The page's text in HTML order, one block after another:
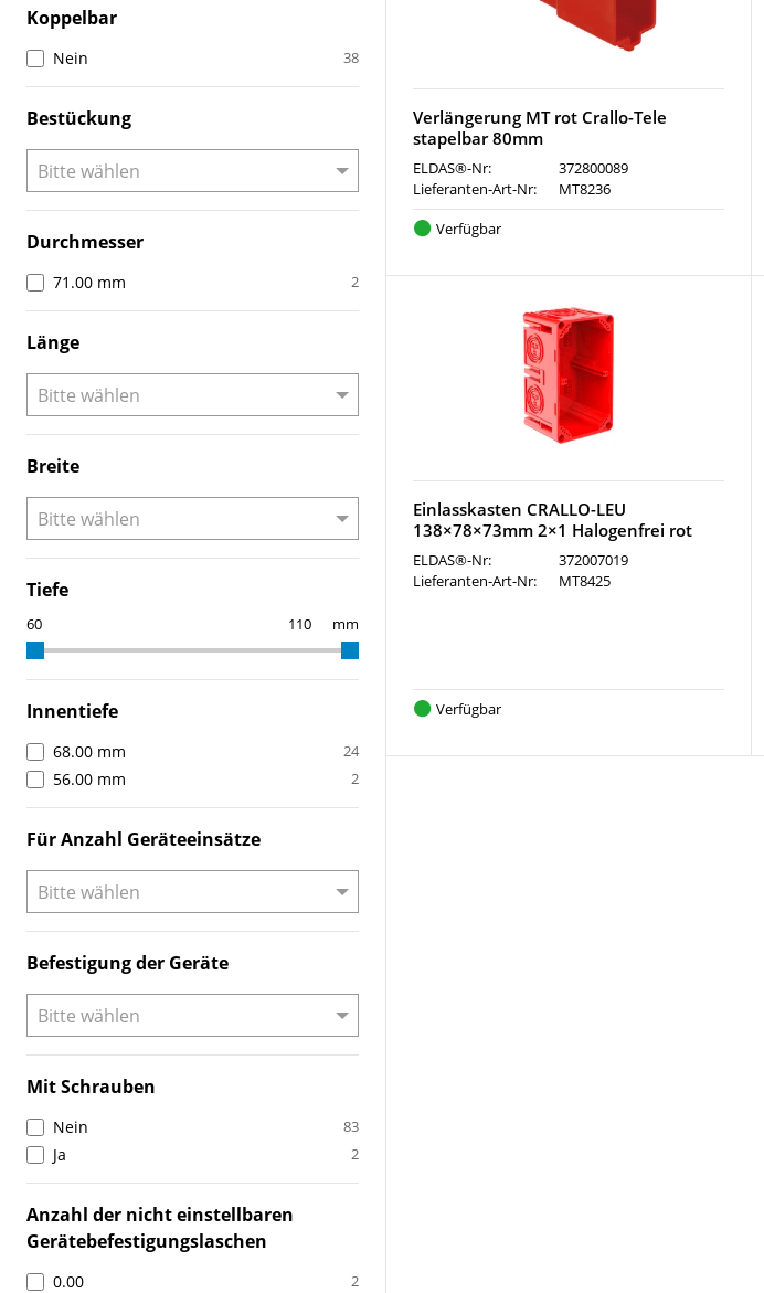
Koppelbar
Nein 38
Bestückung
Durchmesser
71.00 mm 2
Länge
Breite
Tiefe
mm
Innentiefe
68.00 mm 24
56.00 mm 2
Für Anzahl Geräteeinsätze
Befestigung der Geräte
Mit Schrauben
Nein 83
Ja 2
Anzahl der nicht einstellbaren
Gerätebefestigungslaschen
0.00 2
Verlängerung MT rot Crallo-Tele
stapelbar 80mm
ELDAS®-Nr:
372800089
Lieferanten-Art-Nr:
MT8236
Verfügbar
Einlasskasten CRALLO-LEU
138×78×73mm 2×1 Halogenfrei rot
ELDAS®-Nr:
372007019
Lieferanten-Art-Nr:
MT8425
Verfügbar